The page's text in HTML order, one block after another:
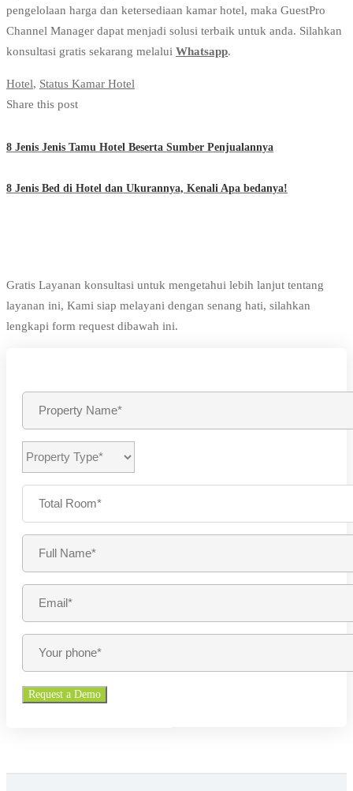
pengelolaan harga dan ketersediaan kamar hotel, maka GuestPro
Channel Manager dapat menjadi solusi terbaik untuk anda. Silahkan
konsultasi gratis sekarang melalui Whatsapp.
Hotel, Status Kamar Hotel
Share this post
8 Jenis Jenis Tamu Hotel Beserta Sumber Penjualannya
8 Jenis Bed di Hotel dan Ukurannya, Kenali Apa bedanya!
Gratis Layanan konsultasi untuk mengetahui lebih lanjut tentang
layanan ini, Kami siap melayani dengan senang hati, silahkan
lengkapi form request dibawah ini.